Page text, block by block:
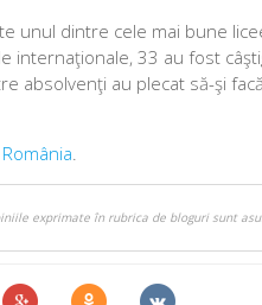
unul dintre cele mai bune
internaţionale, 33 au fost
absolvenţi au plecat să-şi
România
exprimate în rubrica de bloguri sunt